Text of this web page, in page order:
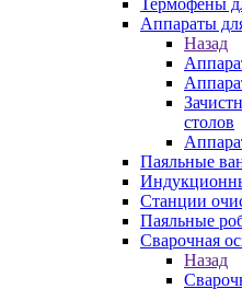
Термофены
Аппараты
Назад
столов
Паяльные
Станции
Паяльные
Сварочная
Назад